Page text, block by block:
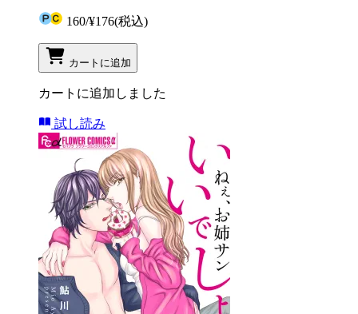
160/¥176(税込)
カートに追加
カートに追加しました
試し読み